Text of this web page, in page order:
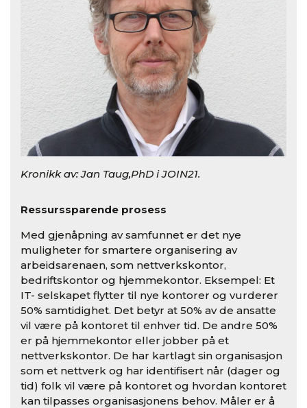
Kronikk av: Jan Taug,PhD i JOIN21.
Ressurssparende prosess
Med gjenåpning av samfunnet er det nye
muligheter for smartere organisering av
arbeidsarenaen, som nettverkskontor,
bedriftskontor og hjemmekontor. Eksempel: Et
IT- selskapet flytter til nye kontorer og vurderer
50% samtidighet. Det betyr at 50% av de ansatte
vil være på kontoret til enhver tid. De andre 50%
er på hjemmekontor eller jobber på et
nettverkskontor. De har kartlagt sin organisasjon
som et nettverk og har identifisert når (dager og
tid) folk vil være på kontoret og hvordan kontoret
kan tilpasses organisasjonens behov. Måler er å